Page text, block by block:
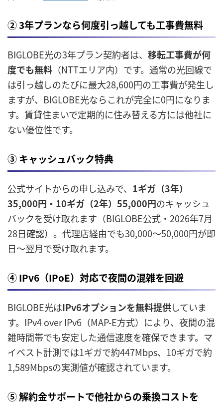
② 3年プランなら何度引っ越しても工事費無料
BIGLOBE光の3年プラン契約者は、 移転工事費が何
度でも無料 （NTTエリア内）です。通常の光回線で
は引っ越しのたびに最大28,600円の工事費が発生し
ますが、BIGLOBE光ならこれが完全に0円になりま
す。賃貸住まいで定期的に住み替える方には他社に
ない優位性です。
③ キャッシュバック特典
公式サイトからの申し込みで、 1ギガ（3年）
35,000円・10ギガ（2年）55,000円のキャッシュ
バックを受け取れます（BIGLOBE公式・2026年7月
28日確認）。代理店経由でも30,000〜50,000円が即
日〜翌月で受け取れます。
④ IPv6（IPoE）対応で夜間の混雑を回避
BIGLOBE光はIPv6オプションを無料提供していま
す。IPv4 over IPv6（MAP-E方式）により、夜間の混
雑時間帯でも安定した通信速度を確保できます。マ
イベスト計測では1ギガで約447Mbps、10ギガで約
1,589Mbpsの実測値が確認されています。
⑤ 解約金サポートで他社からの乗換コストを